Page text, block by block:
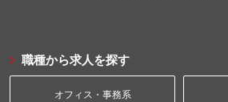
職種から求人を探す
オフィス・事務系